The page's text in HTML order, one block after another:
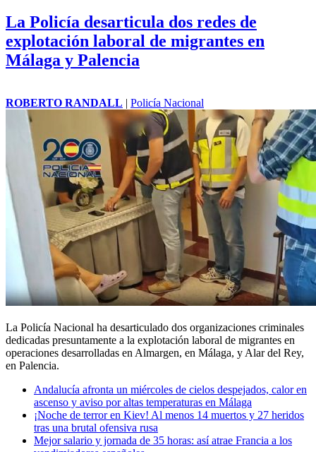
La Policía desarticula dos redes de
explotación laboral de migrantes en
Málaga y Palencia
ROBERTO RANDALL | Policía Nacional
La Policía Nacional ha desarticulado dos organizaciones criminales
dedicadas presuntamente a la explotación laboral de migrantes en
operaciones desarrolladas en Almargen, en Málaga, y Alar del Rey,
en Palencia.
Andalucía afronta un miércoles de cielos despejados, calor en
ascenso y aviso por altas temperaturas en Málaga
¡Noche de terror en Kiev! Al menos 14 muertos y 27 heridos
tras una brutal ofensiva rusa
Mejor salario y jornada de 35 horas: así atrae Francia a los